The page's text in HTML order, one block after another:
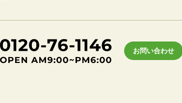
お問い合わせ